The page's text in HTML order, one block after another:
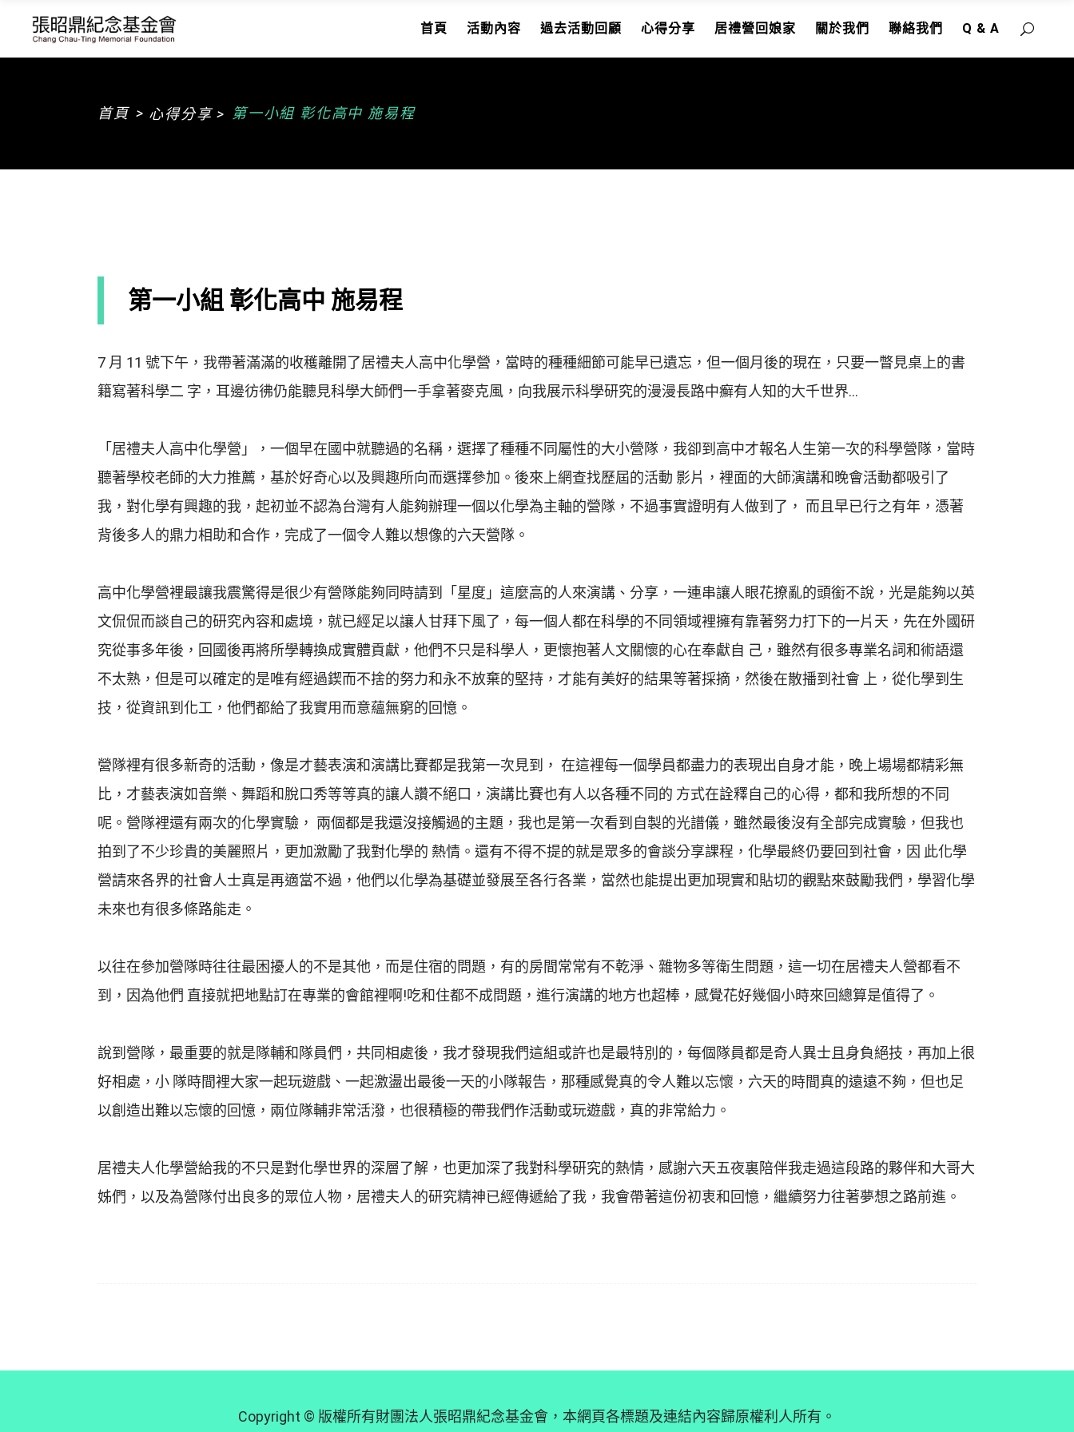
首頁 活動內容 過去活動回顧 心得分享 居禮營回娘家 關於我們 聯絡我們 Q & A
首頁 > 心得分享 > 第一小組 彰化高中 施易程
第一小組 彰化高中 施易程
7 月 11 號下午，我帶著滿滿的收穫離開了居禮夫人高中化學營，當時的種種細節可能早已遺忘，但一個月後的現在，只要一瞥見桌上的書
籍寫著科學二 字，耳邊彷彿仍能聽見科學大師們一手拿著麥克風，向我展示科學研究的漫漫長路中癬有人知的大千世界…
「居禮夫人高中化學營」，一個早在國中就聽過的名稱，選擇了種種不同屬性的大小營隊，我卻到高中才報名人生第一次的科學營隊，當時
聽著學校老師的大力推薦，基於好奇心以及興趣所向而選擇參加。後來上網查找歷屆的活動 影片，裡面的大師演講和晚會活動都吸引了
我，對化學有興趣的我，起初並不認為台灣有人能夠辦理一個以化學為主軸的營隊，不過事實證明有人做到了， 而且早已行之有年，憑著
背後多人的鼎力相助和合作，完成了一個令人難以想像的六天營隊。
高中化學營裡最讓我震驚得是很少有營隊能夠同時請到「星度」這麼高的人來演講、分享，一連串讓人眼花撩亂的頭銜不說，光是能夠以英
文侃侃而談自己的研究內容和處境，就已經足以讓人甘拜下風了，每一個人都在科學的不同領域裡擁有靠著努力打下的一片天，先在外國研
究從事多年後，回國後再將所學轉換成實體貢獻，他們不只是科學人，更懷抱著人文關懷的心在奉獻自 己，雖然有很多專業名詞和術語還
不太熟，但是可以確定的是唯有經過鍥而不捨的努力和永不放棄的堅持，才能有美好的結果等著採摘，然後在散播到社會 上，從化學到生
技，從資訊到化工，他們都給了我實用而意蘊無窮的回憶。
營隊裡有很多新奇的活動，像是才藝表演和演講比賽都是我第一次見到， 在這裡每一個學員都盡力的表現出自身才能，晚上場場都精彩無
比，才藝表演如音樂、舞蹈和脫口秀等等真的讓人讚不絕口，演講比賽也有人以各種不同的 方式在詮釋自己的心得，都和我所想的不同
呢。營隊裡還有兩次的化學實驗， 兩個都是我還沒接觸過的主題，我也是第一次看到自製的光譜儀，雖然最後沒有全部完成實驗，但我也
拍到了不少珍貴的美麗照片，更加激勵了我對化學的 熱情。還有不得不提的就是眾多的會談分享課程，化學最終仍要回到社會，因 此化學
營請來各界的社會人士真是再適當不過，他們以化學為基礎並發展至各行各業，當然也能提出更加現實和貼切的觀點來鼓勵我們，學習化學
未來也有很多條路能走。
以往在參加營隊時往往最困擾人的不是其他，而是住宿的問題，有的房間常常有不乾淨、雜物多等衛生問題，這一切在居禮夫人營都看不
到，因為他們 直接就把地點訂在專業的會館裡啊!吃和住都不成問題，進行演講的地方也超棒，感覺花好幾個小時來回總算是值得了。
說到營隊，最重要的就是隊輔和隊員們，共同相處後，我才發現我們這組或許也是最特別的，每個隊員都是奇人異士且身負絕技，再加上很
好相處，小 隊時間裡大家一起玩遊戲、一起激盪出最後一天的小隊報告，那種感覺真的令人難以忘懷，六天的時間真的遠遠不夠，但也足
以創造出難以忘懷的回憶，兩位隊輔非常活潑，也很積極的帶我們作活動或玩遊戲，真的非常給力。
居禮夫人化學營給我的不只是對化學世界的深層了解，也更加深了我對科學研究的熱情，感謝六天五夜裏陪伴我走過這段路的夥伴和大哥大
姊們，以及為營隊付出良多的眾位人物，居禮夫人的研究精神已經傳遞給了我，我會帶著這份初衷和回憶，繼續努力往著夢想之路前進。
Copyright © 版權所有財團法人張昭鼎紀念基金會，本網頁各標題及連結內容歸原權利人所有。